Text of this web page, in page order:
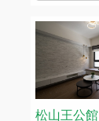
松山王公館